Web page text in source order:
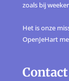
zoals bij
Het is onze
OpenJeHart
Contact